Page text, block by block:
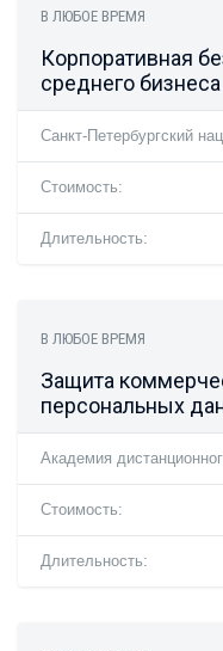
В ЛЮБОЕ ВРЕМЯ
Корпоративная
среднего бизнеса
Санкт-Петербургский
Стоимость:
Длительность:
В ЛЮБОЕ ВРЕМЯ
Защита
персональных
Академия
Стоимость:
Длительность: